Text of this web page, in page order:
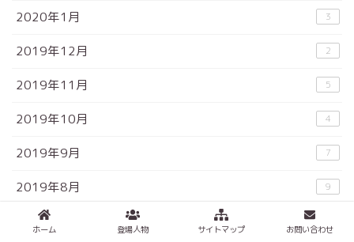
2020年1月 3
2019年12月 2
2019年11月 5
2019年10月 4
2019年9月 7
2019年8月 9
2019年7月
ホーム 登場人物 サイトマップ お問い合わせ